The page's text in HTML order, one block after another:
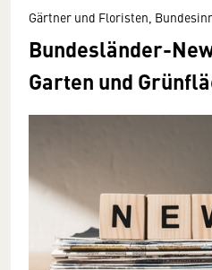
Gärtner und Floristen,
Bundesländer-
Garten und